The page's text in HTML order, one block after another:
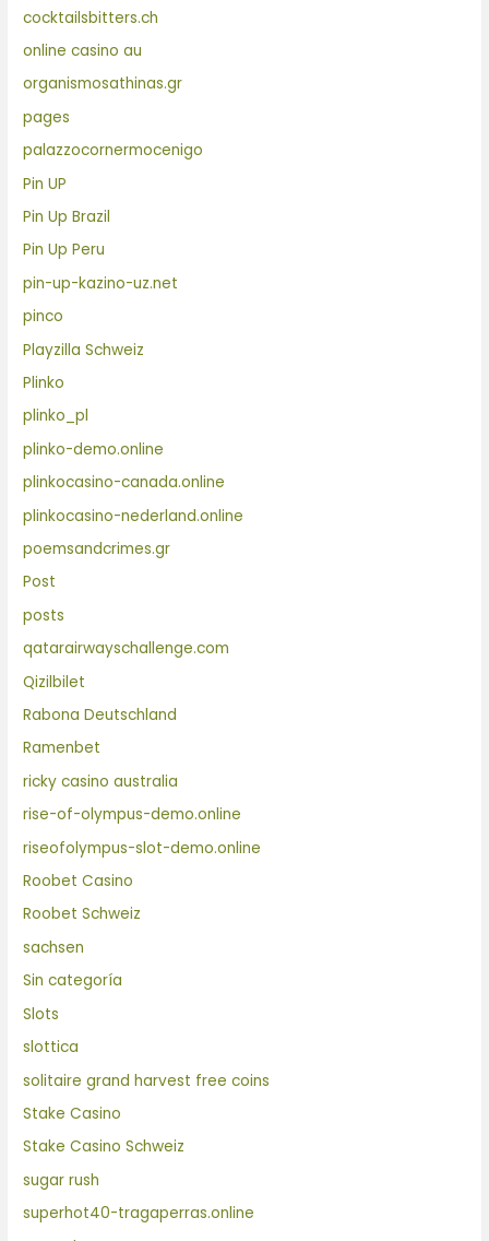
cocktailsbitters.ch
online casino au
organismosathinas.gr
pages
palazzocornermocenigo
Pin UP
Pin Up Brazil
Pin Up Peru
pin-up-kazino-uz.net
pinco
Playzilla Schweiz
Plinko
plinko_pl
plinko-demo.online
plinkocasino-canada.online
plinkocasino-nederland.online
poemsandcrimes.gr
Post
posts
qatarairwayschallenge.com
Qizilbilet
Rabona Deutschland
Ramenbet
ricky casino australia
rise-of-olympus-demo.online
riseofolympus-slot-demo.online
Roobet Casino
Roobet Schweiz
sachsen
Sin categoría
Slots
slottica
solitaire grand harvest free coins
Stake Casino
Stake Casino Schweiz
sugar rush
superhot40-tragaperras.online